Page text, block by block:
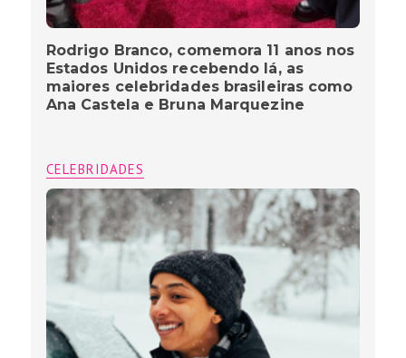
Rodrigo Branco, comemora 11 anos nos
Estados Unidos recebendo lá, as
maiores celebridades brasileiras como
Ana Castela e Bruna Marquezine
CELEBRIDADES